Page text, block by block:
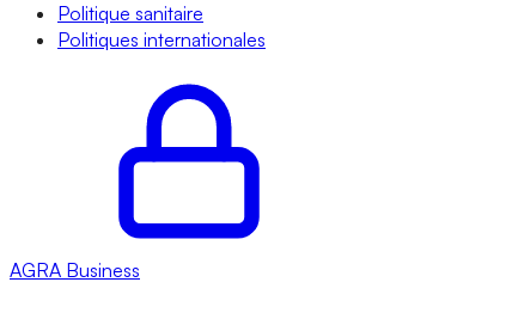
Politique sanitaire
Politiques internationales
AGRA Business